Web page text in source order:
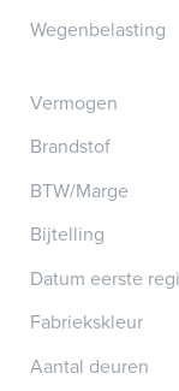
Wegenbelasting
Vermogen
Brandstof
BTW/Marge
Bijtelling
Datum eerste
Fabriekskleur
Aantal deuren